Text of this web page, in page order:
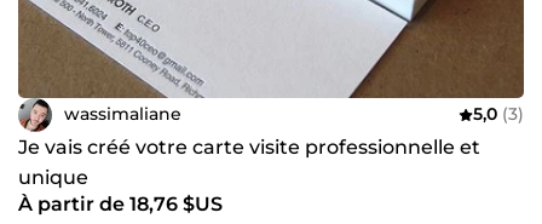
wassimaliane 5,0 (3)
Je vais créé votre carte visite professionnelle et
unique
À partir de 18,76 $US